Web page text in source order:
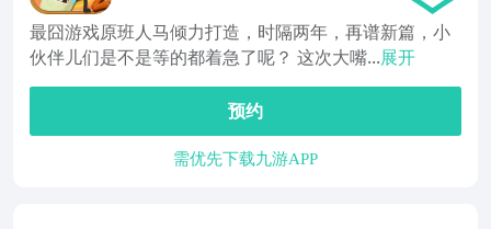
最囧游戏原班人马倾力打造，时隔两年，再谱新篇，小
伙伴儿们是不是等的都着急了呢？ 这次大嘴...展开
预约
需优先下载九游APP